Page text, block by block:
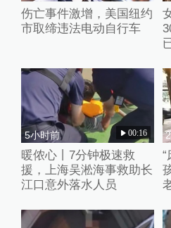
伤亡事件激增，美国纽约
市取缔违法电动自行车
5小时前 00:16
暖侬心丨7分钟极速救
援，上海吴淞海事救助长
江口意外落水人员